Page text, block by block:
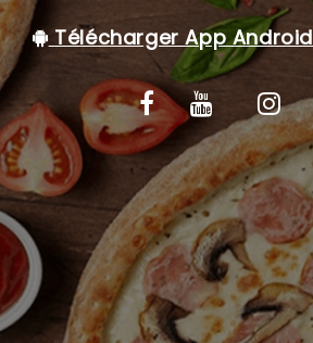
Télécharger App Android